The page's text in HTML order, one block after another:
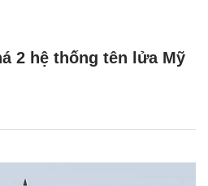
2 hệ thống tên lửa Mỹ